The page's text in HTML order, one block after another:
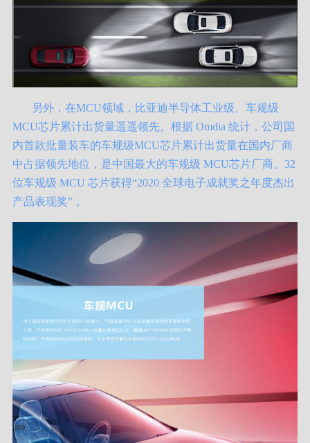
另外，在MCU领域，比亚迪半导体工业级、车规级
MCU芯片累计出货量遥遥领先。根据 Omdia 统计，公司国
内首款批量装车的车规级MCU芯片累计出货量在国内厂商
中占据领先地位，是中国最大的车规级 MCU芯片厂商。32
位车规级 MCU 芯片获得“2020 全球电子成就奖之年度杰出
产品表现奖” 。